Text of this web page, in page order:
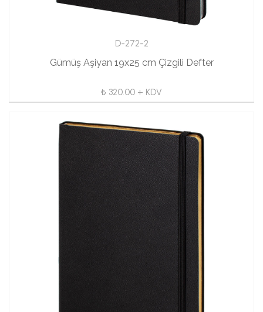
D-272-2
Gümüş Aşiyan 19x25 cm Çizgili Defter
₺ 320.00 + KDV